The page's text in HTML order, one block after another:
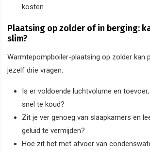
kosten.
Plaatsing op zolder of in berging:
slim?
Warmtepompboiler-plaatsing op zolder kan
jezelf drie vragen:
Is er voldoende luchtvolume en
snel te koud?
Zit je ver genoeg van slaapkamers en
geluid te vermijden?
Hoe zit het met afvoer van